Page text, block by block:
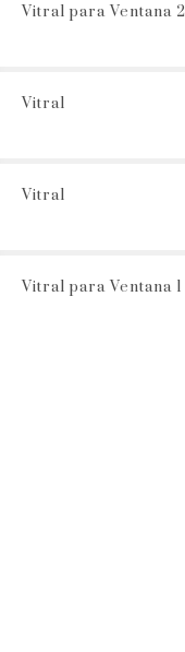
Vitral para Ventana 2
Vitral
Vitral
Vitral para Ventana 1